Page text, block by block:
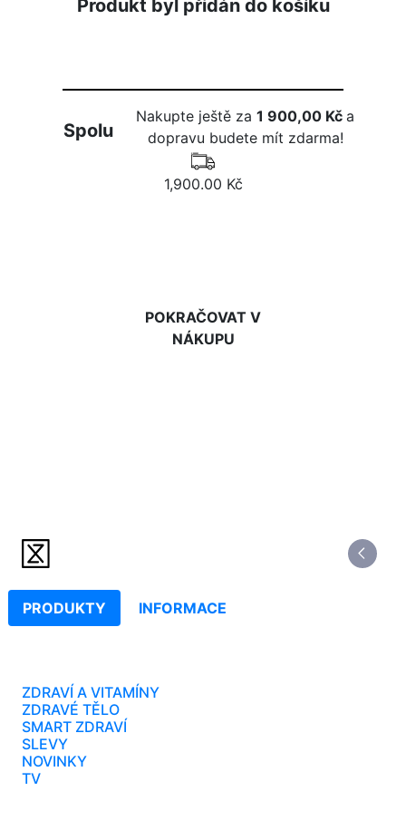
Produkt byl přidán do košíku
Spolu
Nakupte ještě za1 900,00 Kča
dopravu budete mít zdarma!
1,900.00 Kč
POKRAČOVAT V
NÁKUPU
PRODUKTY INFORMACE
ZDRAVÍ A VITAMÍNY
ZDRAVÉ TĚLO
SMART ZDRAVÍ
SLEVY
NOVINKY
TV